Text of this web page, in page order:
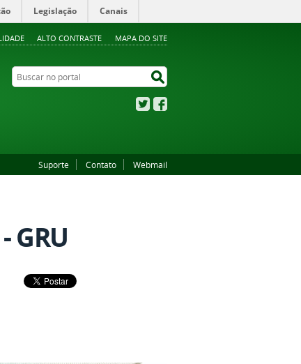
ALTO CONTRASTE MAPA DO SITE
Legislação Canais
Buscar no portal
Twitter
Suporte Contato Webmail
GRU